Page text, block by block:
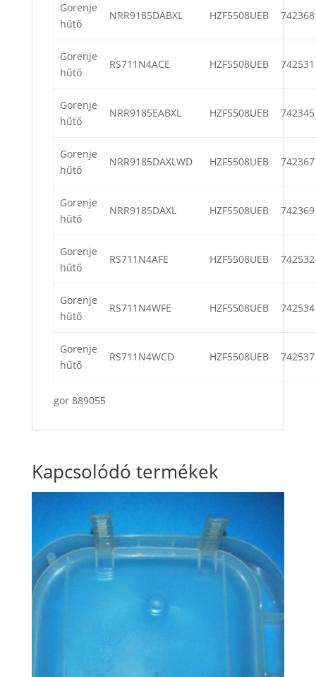
Gorenje
hűtő
NRR9185DABXL HZF5508UEB 742368
Gorenje
hűtő
RS711N4ACE HZF5508UEB 742531
Gorenje
hűtő
NRR9185EABXL HZF5508UEB 742345
Gorenje
hűtő
NRR9185DAXLWD HZF5508UEB 742367
Gorenje
hűtő
NRR9185DAXL HZF5508UEB 742369
Gorenje
hűtő
RS711N4AFE HZF5508UEB 742532
Gorenje
hűtő
RS711N4WFE HZF5508UEB 742534
Gorenje
hűtő
RS711N4WCD HZF5508UEB 742537
gor 889055
Kapcsolódó termékek